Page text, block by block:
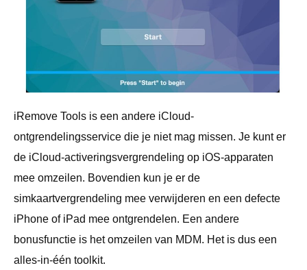
iRemove Tools is een andere iCloud-
ontgrendelingsservice die je niet mag missen. Je kunt er
de iCloud-activeringsvergrendeling op iOS-apparaten
mee omzeilen. Bovendien kun je er de
simkaartvergrendeling mee verwijderen en een defecte
iPhone of iPad mee ontgrendelen. Een andere
bonusfunctie is het omzeilen van MDM. Het is dus een
alles-in-één toolkit.